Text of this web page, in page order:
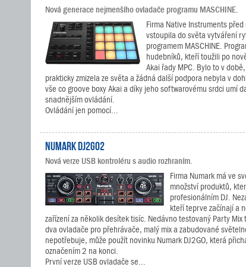
Nová generace nejmenšího ovladače programu MASCHINE.
Firma Native Instruments
vstoupila do světa vytváření
programem MASCHINE.
hudebníků, kteří toužili po
Akai řady MPC. Bylo to v
prakticky zmizela ze světa a žádná další podpora nebyla v
vše co groove boxy Akai a díky jeho softwarovému srdci umí
snadnějším ovládání.
Ovládání jen pomocí...
Numark DJ2GO2
Nová verze USB kontroléru s audio rozhraním.
Firma Numark má ve
množství produktů,
profesionálním DJ.
kteří teprve začínají a
zařízení za několik desítek tisíc. Nedávno testovaný Party Mix
dva ovladače pro přehrávače, malý mix a zabudované
nepotřebuje, může použít novinku Numark DJ2GO, která
označením 2 na konci.
První verze USB ovladače se...